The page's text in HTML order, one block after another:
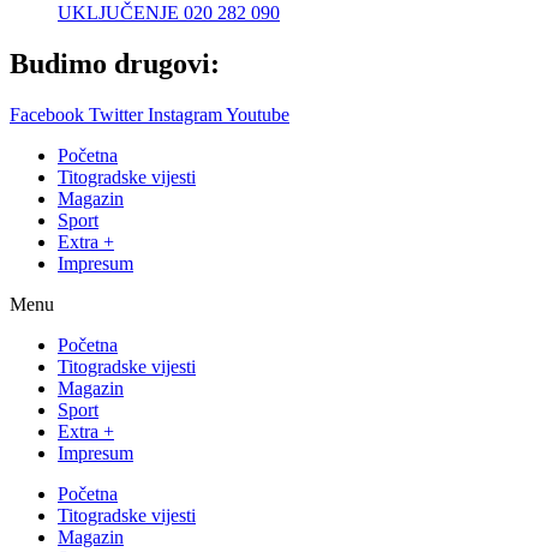
UKLJUČENJE 020 282 090
Budimo drugovi:
Facebook Twitter InstagramYoutube
Početna
Titogradske vijesti
Magazin
Sport
Extra +
Impresum
Menu
Početna
Titogradske vijesti
Magazin
Sport
Extra +
Impresum
Početna
Titogradske vijesti
Magazin